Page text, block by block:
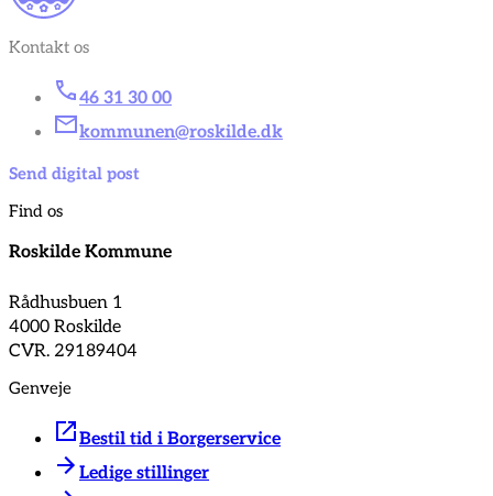
Kontakt os
46 31 30 00
kommunen@roskilde.dk
Send digital post
Find os
Roskilde Kommune
Rådhusbuen 1
4000 Roskilde
CVR. 29189404
Genveje
Bestil tid i Borgerservice
Ledige stillinger